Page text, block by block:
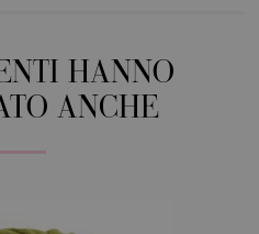
HANNO
ANCHE